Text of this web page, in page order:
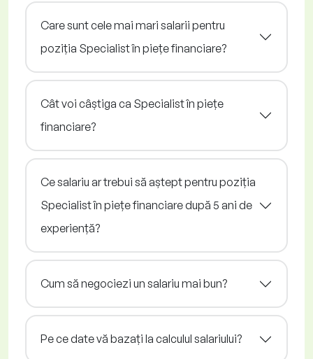
Care sunt cele mai mari salarii pentru
poziția Specialist în piețe financiare?
Cât voi câștiga ca Specialist în piețe
financiare?
Ce salariu ar trebui să aștept pentru poziția
Specialist în piețe financiare după 5 ani de
experiență?
Cum să negociezi un salariu mai bun?
Pe ce date vă bazați la calculul salariului?